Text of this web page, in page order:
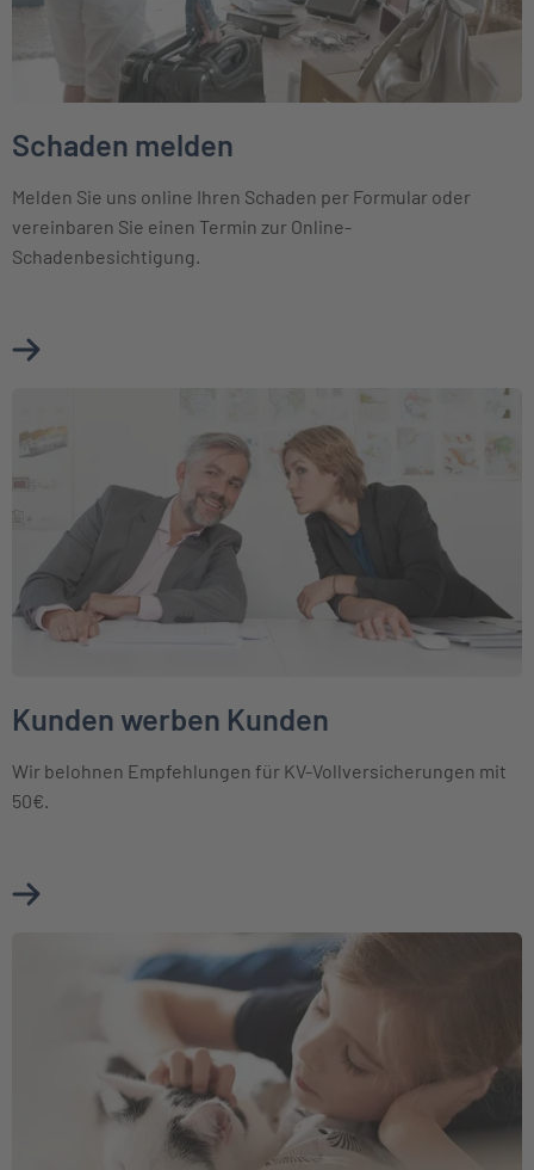
Schaden melden
Melden Sie uns online Ihren Schaden per Formular oder
vereinbaren Sie einen Termin zur Online-
Schadenbesichtigung.
Mehr über Schaden melden erfahren
Kunden werben Kunden
Wir belohnen Empfehlungen für KV-Vollversicherungen mit
50€.
Mehr über Kunden werben Kunden erfahren
Weiter zu Mitglieder Assistance